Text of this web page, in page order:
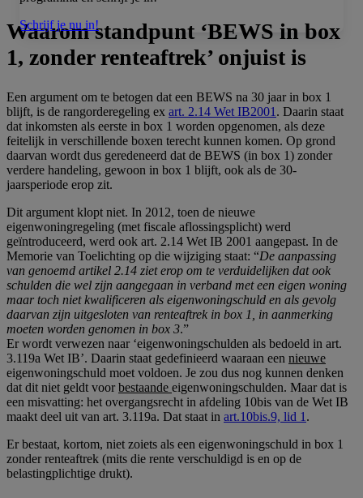
Waarom standpunt ‘BEWS in box
1, zonder renteaftrek’ onjuist is
Een argument om te betogen dat een BEWS na 30 jaar in box 1
blijft, is de rangorderegeling ex art. 2.14 Wet IB2001 . Daarin staat
dat inkomsten als eerste in box 1 worden opgenomen, als deze
feitelijk in verschillende boxen terecht kunnen komen. Op grond
daarvan wordt dus geredeneerd dat de BEWS (in box 1) zonder
verdere handeling, gewoon in box 1 blijft, ook als de 30-
jaarsperiode erop zit.
Dit argument klopt niet. In 2012, toen de nieuwe
eigenwoningregeling (met fiscale aflossingsplicht) werd
geïntroduceerd, werd ook art. 2.14 Wet IB 2001 aangepast. In de
Memorie van Toelichting op die wijziging staat: “De aanpassing
van genoemd artikel 2.14 ziet erop om te verduidelijken dat ook
schulden die wel zijn aangegaan in verband met een eigen woning
maar toch niet kwalificeren als eigenwoningschuld en als gevolg
daarvan zijn uitgesloten van renteaftrek in box 1, in aanmerking
moeten worden genomen in box 3.”
Er wordt verwezen naar ‘eigenwoningschulden als bedoeld in art.
3.119a Wet IB’. Daarin staat gedefinieerd waaraan een nieuwe
eigenwoningschuld moet voldoen. Je zou dus nog kunnen denken
dat dit niet geldt voor bestaande eigenwoningschulden. Maar dat is
een misvatting: het overgangsrecht in afdeling 10bis van de Wet IB
maakt deel uit van art. 3.119a. Dat staat in art.10bis.9, lid 1 .
Er bestaat, kortom, niet zoiets als een eigenwoningschuld in box 1
zonder renteaftrek (mits die rente verschuldigd is en op de
belastingplichtige drukt).
Schrijf je nu in!